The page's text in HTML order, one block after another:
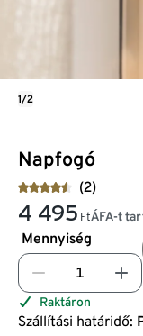
Napfogó
(2)
4 495 FtÁFA-t
Mennyiség
Raktáron
Szállítási határidő:
1/2